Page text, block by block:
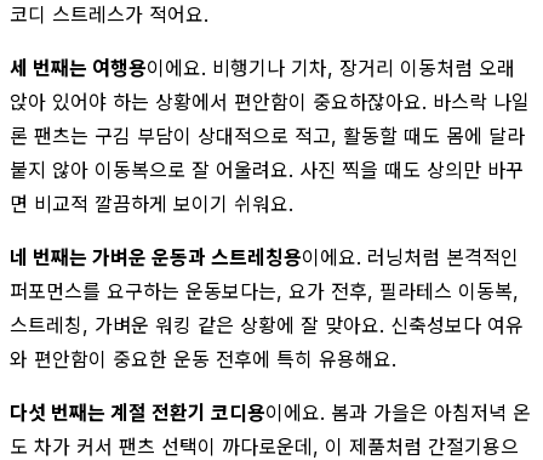
코디 스트레스가 적어요.
세 번째는 여행용이에요. 비행기나 기차, 장거리 이동처럼 오래
앉아 있어야 하는 상황에서 편안함이 중요하잖아요. 바스락 나일
론 팬츠는 구김 부담이 상대적으로 적고, 활동할 때도 몸에 달라
붙지 않아 이동복으로 잘 어울려요. 사진 찍을 때도 상의만 바꾸
면 비교적 깔끔하게 보이기 쉬워요.
네 번째는 가벼운 운동과 스트레칭용이에요. 러닝처럼 본격적인
퍼포먼스를 요구하는 운동보다는, 요가 전후, 필라테스 이동복,
스트레칭, 가벼운 워킹 같은 상황에 잘 맞아요. 신축성보다 여유
와 편안함이 중요한 운동 전후에 특히 유용해요.
다섯 번째는 계절 전환기 코디용이에요. 봄과 가을은 아침저녁 온
도 차가 커서 팬츠 선택이 까다로운데, 이 제품처럼 간절기용으